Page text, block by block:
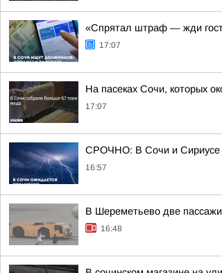
«Спрятал штраф — жди
17:07
На пасеках Сочи, которых
17:07
СРОЧНО: В Сочи и Сириусе
16:57
В Шереметьево две
16:48